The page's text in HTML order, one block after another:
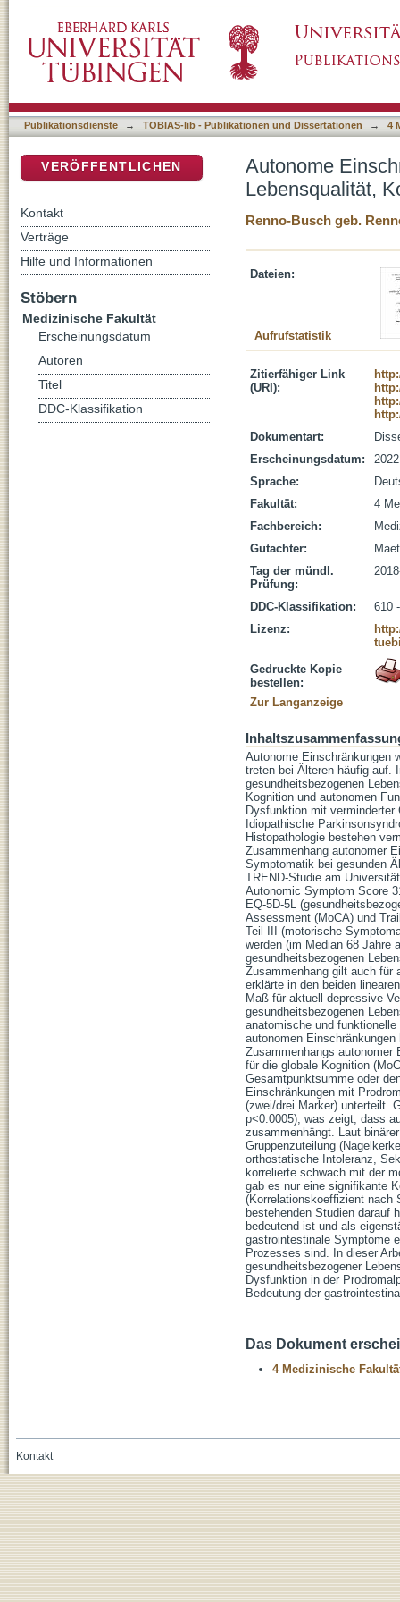
Parkinson-Prodromalmarkern
Publikationsdienste → TOBIAS-lib - Publikationen und Dissertationen → 4
Autonome
Lebensqualität,
Renno-Busch geb.
Dateien:
Aufrufstatistik
Zitierfähiger Link
(URI):
Dokumentart:
Erscheinungsdatum:
Sprache:
Fakultät:
4
Fachbereich:
Gutachter:
Tag der mündl.
Prüfung:
DDC-Klassifikation:
610
Lizenz:
Gedruckte Kopie
bestellen:
Zur Langanzeige
Autonome Einschränkungen
treten bei Älteren häufig auf.
gesundheitsbezogenen
Kognition und autonomen
Dysfunktion mit
Idiopathische
Histopathologie bestehen
Zusammenhang autonomer
Symptomatik bei gesunden
TREND-Studie am
Autonomic Symptom Score
EQ-5D-5L
Assessment (MoCA) und
Teil III (motorische
werden (im Median 68 Jahre
gesundheitsbezogenen
Zusammenhang gilt auch für
erklärte in den beiden
Maß für aktuell depressive
gesundheitsbezogenen
anatomische und
autonomen
Zusammenhangs autonomer
für die globale Kognition
Gesamtpunktsumme oder
Einschränkungen mit
(zwei/drei Marker) unterteilt.
p<0.0005), was zeigt, dass
zusammenhängt. Laut
Gruppenzuteilung
orthostatische Intoleranz,
korrelierte schwach mit der
gab es nur eine signifikante
(Korrelationskoeffizient nach
bestehenden Studien darauf
bedeutend ist und als
gastrointestinale Symptome
Prozesses sind. In dieser
gesundheitsbezogener
Dysfunktion in der
Bedeutung der
Das Dokument
4 Medizinische
VERÖFFENTLICHEN
Kontakt
Verträge
Hilfe und Informationen
Stöbern
Medizinische Fakultät
Erscheinungsdatum
Autoren
Titel
DDC-Klassifikation
Kontakt